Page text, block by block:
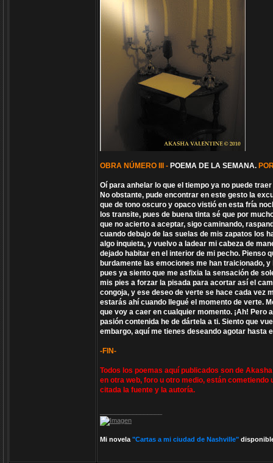
OBRA NÚMERO III - POEMA DE LA SEMANA.
Oí para anhelar lo que el tiempo ya no puede
No obstante, pude encontrar en este gesto la
que de tono oscuro y opaco vistió en esta fría
los transite, pues de buena tinta sé que por
que no acierto a aceptar, sigo caminando,
cuando debajo de las suelas de mis zapatos los
algo inquieta, y vuelvo a ladear mi cabeza de
dejado habitar en el interior de mi pecho. Pienso
burdamente las emociones me han traicionado,
pues ya siento que me asfixia la sensación de
mis pies a forzar la pisada para acortar así el
congoja, y ese deseo de verte se hace cada vez
estarás ahí cuando llegué el momento de verte.
que voy a caer en cualquier momento. ¡Ah! Pero
pasión contenida he de dártela a ti. Siento que
embargo, aquí me tienes deseando agotar hasta
-FIN-
Todos los poemas aquí publicados son de
en otra web, foro u otro medio, están
citada la fuente y la autoría.
Mi novela "Cartas a mi ciudad de Nashville"